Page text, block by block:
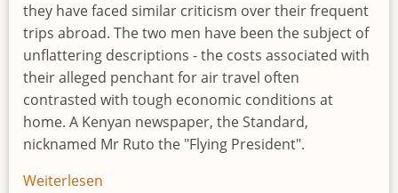
they have faced similar criticism over their frequent
trips abroad. The two men have been the subject of
unflattering descriptions - the costs associated with
their alleged penchant for air travel often
contrasted with tough economic conditions at
home. A Kenyan newspaper, the Standard,
nicknamed Mr Ruto the "Flying President".
Weiterlesen